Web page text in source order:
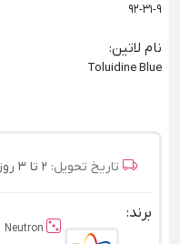
92-31-9
نام لاتین:
Toluidine Blue
تاریخ تحویل: 2 تا 3 روز کاری
برند:
Neutron